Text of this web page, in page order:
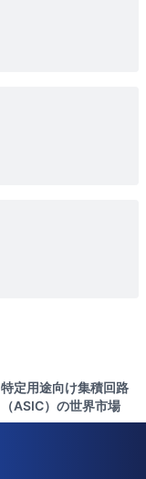
特定用途向け集積回路
（ASIC）の世界市場